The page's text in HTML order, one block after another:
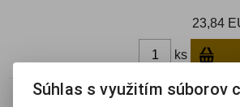
23,84
ks
PAP 1 T 31
Súhlas s využitím súborov